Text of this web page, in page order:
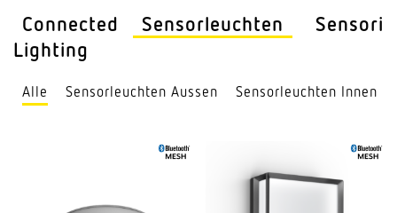
Connected
Lighting
Sensor­leuchten Sensorik
Alle Sensor­leuchten Aussen Sensor­leuchten Innen